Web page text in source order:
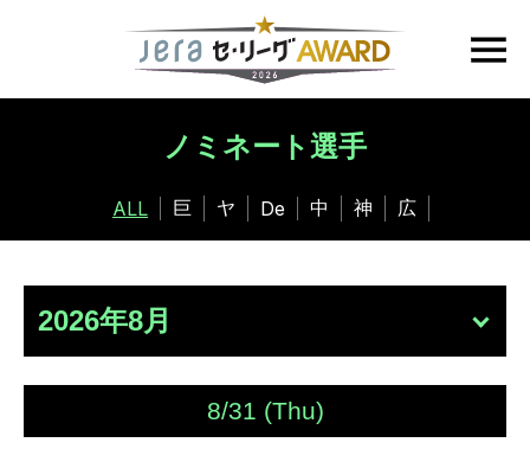
ノミネート選手
ALL 巨 ヤ De 中 神 広
8/31 (Thu)